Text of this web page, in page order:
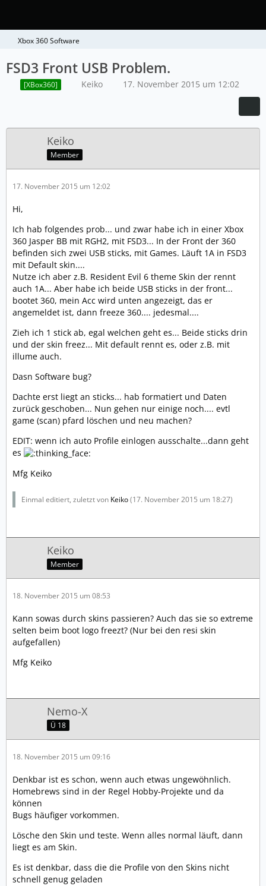
Xbox 360 Software
FSD3 Front USB Problem.
[XBox360] Keiko 17. November 2015 um 12:02
Keiko
Member
17. November 2015 um 12:02
Hi,
Ich hab folgendes prob... und zwar habe ich in einer Xbox
360 Jasper BB mit RGH2, mit FSD3... In der Front der 360
befinden sich zwei USB sticks, mit Games. Läuft 1A in FSD3
mit Default skin....
Nutze ich aber z.B. Resident Evil 6 theme Skin der rennt
auch 1A... Aber habe ich beide USB sticks in der front...
bootet 360, mein Acc wird unten angezeigt, das er
angemeldet ist, dann freeze 360.... jedesmal....
Zieh ich 1 stick ab, egal welchen geht es... Beide sticks drin
und der skin freez... Mit default rennt es, oder z.B. mit
illume auch.
Dasn Software bug?
Dachte erst liegt an sticks... hab formatiert und Daten
zurück geschoben... Nun gehen nur einige noch.... evtl
game (scan) pfard löschen und neu machen?
EDIT: wenn ich auto Profile einlogen ausschalte...dann geht
es
Mfg Keiko
Einmal editiert, zuletzt von Keiko(17. November 2015 um 18:27)
Keiko
Member
18. November 2015 um 08:53
Kann sowas durch skins passieren? Auch das sie so extreme
selten beim boot logo freezt? (Nur bei den resi skin
aufgefallen)
Mfg Keiko
Nemo-X
Ü 18
18. November 2015 um 09:16
Denkbar ist es schon, wenn auch etwas ungewöhnlich.
Homebrews sind in der Regel Hobby-Projekte und da
können
Bugs häufiger vorkommen.
Lösche den Skin und teste. Wenn alles normal läuft, dann
liegt es am Skin.
Es ist denkbar, dass die die Profile von den Skins nicht
schnell genug geladen